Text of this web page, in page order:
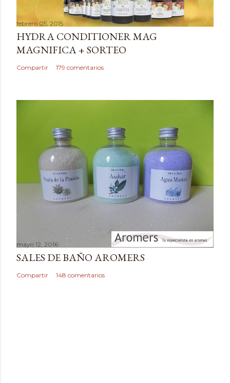
a
r
u
n
c
o
febrero 05, 2015
HYDRA CONDITIONER MAG
MAGNIFICA + SORTEO
Compartir 179 comentarios
mayo 12, 2016
SALES DE BAÑO AROMERS
Compartir 148 comentarios